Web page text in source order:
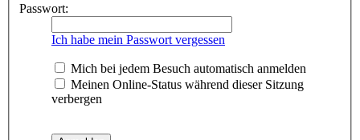
Passwort:
Ich habe mein Passwort vergessen
Mich bei jedem Besuch automatisch anmelden
Meinen Online-Status während dieser Sitzung
verbergen